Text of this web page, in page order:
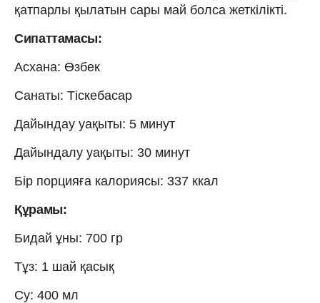
қатпарлы қылатын сары май болса жеткілікті.
Сипаттамасы:
Асхана: Өзбек
Санаты: Тіскебасар
Дайындау уақыты: 5 минут
Дайындалу уақыты: 30 минут
Бір порцияға калориясы: 337 ккал
Құрамы:
Бидай ұны: 700 гр
Тұз: 1 шай қасық
Су: 400 мл